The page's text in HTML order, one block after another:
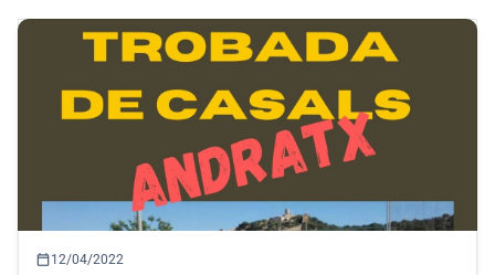
calendar_today12/04/2022